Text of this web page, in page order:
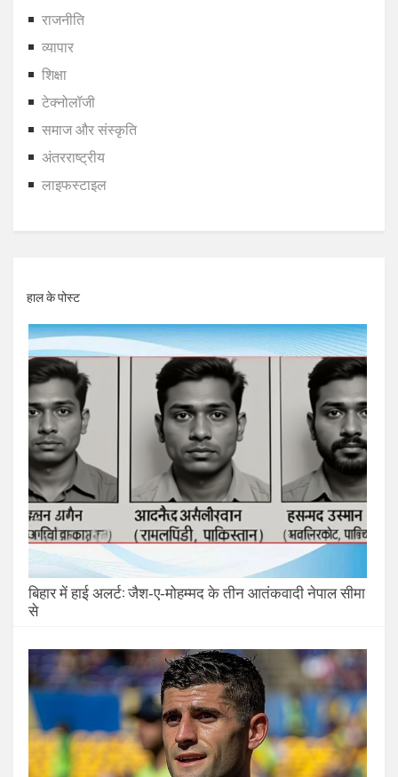
राजनीति
व्यापार
शिक्षा
टेक्नोलॉजी
समाज और संस्कृति
अंतरराष्ट्रीय
लाइफस्टाइल
हाल के पोस्ट
बिहार में हाई अलर्ट: जैश‑ए‑मोहम्मद के तीन आतंकवादी नेपाल सीमा
से